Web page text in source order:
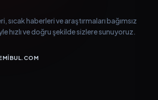
sıcak haberleri ve araştırmaları bağımsız
hızlı ve doğru şekilde sizlere sunuyoruz.